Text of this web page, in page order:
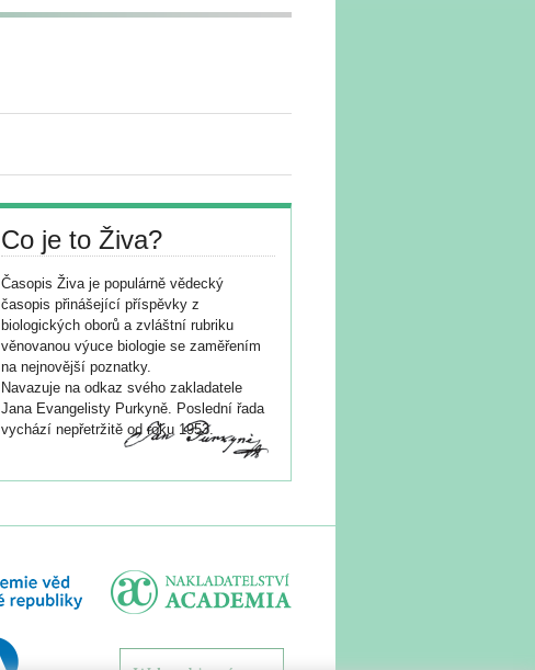
Co je to Živa?
Časopis Živa je populárně vědecký
časopis přinášející příspěvky z
biologických oborů a zvláštní rubriku
věnovanou výuce biologie se zaměřením
na nejnovější poznatky.
Navazuje na odkaz svého zakladatele
Jana Evangelisty Purkyně. Poslední řada
vychází nepřetržitě od roku 1953.